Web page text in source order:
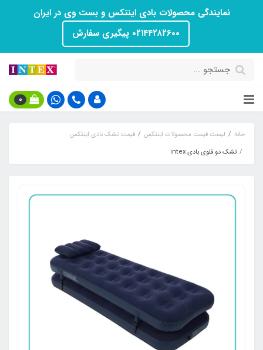
نمایندگی محصولات بادی اینتکس و بست وی در ایران
۰۲۱۴۴۲۸۲۶۰۰ پیگیری سفارش
0
خانه لیست قیمت محصولات اینتکس
قیمت تشک بادی اینتکس
تشک دو قلوی بادی intex